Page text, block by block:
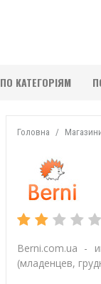
ПО КАТЕГОРІЯМ
Головна
Berni.com.ua -
(младенцев,